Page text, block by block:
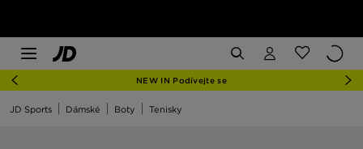
NEW IN Podívejte se
JD Sports Dámské Boty Tenisky